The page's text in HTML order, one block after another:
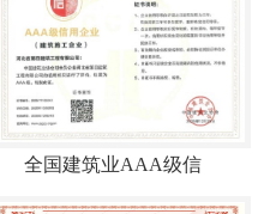
全国建筑业AAA级信